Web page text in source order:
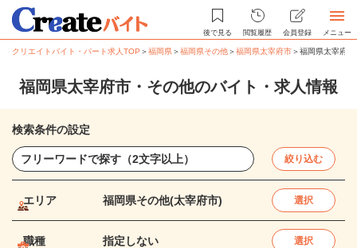
後で見る 閲覧履歴 会員登録 メニュー
クリエイトバイト・パート求人TOP ＞福岡県＞福岡県その他＞福岡県太宰府市＞福岡県太宰府
福岡県太宰府市・その他のバイト・求人情報
検索条件の設定
絞り込む
エリア 福岡県その他(太宰府市) 選択
職種 指定しない 選択